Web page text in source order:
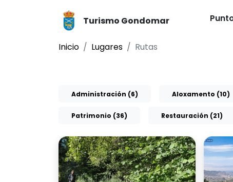
Turismo Gondomar
Inicio Lugares
Rutas
Administración (6) Aloxamento (10)
Patrimonio (36) Restauración (21)